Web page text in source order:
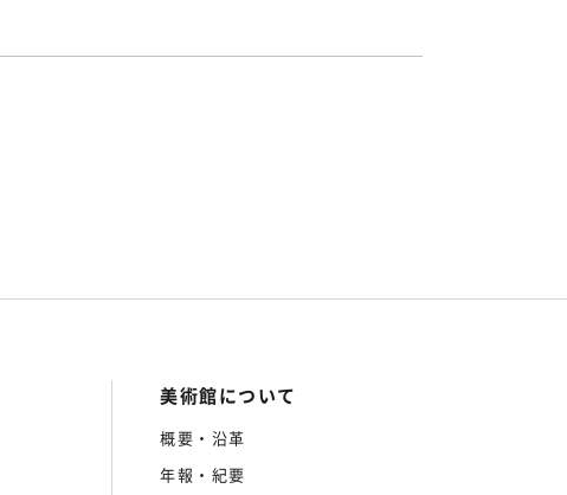
美術館について
概要・沿革
年報・紀要